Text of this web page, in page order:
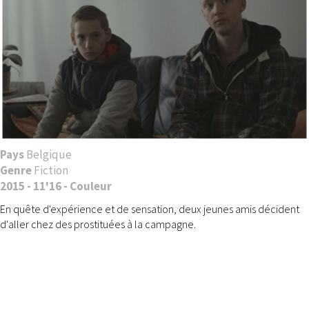
PaysBelgique
GenreFiction
2015 - 11'16 - Couleur
En quête d'expérience et de sensation, deux jeunes amis décident
d'aller chez des prostituées à la campagne.